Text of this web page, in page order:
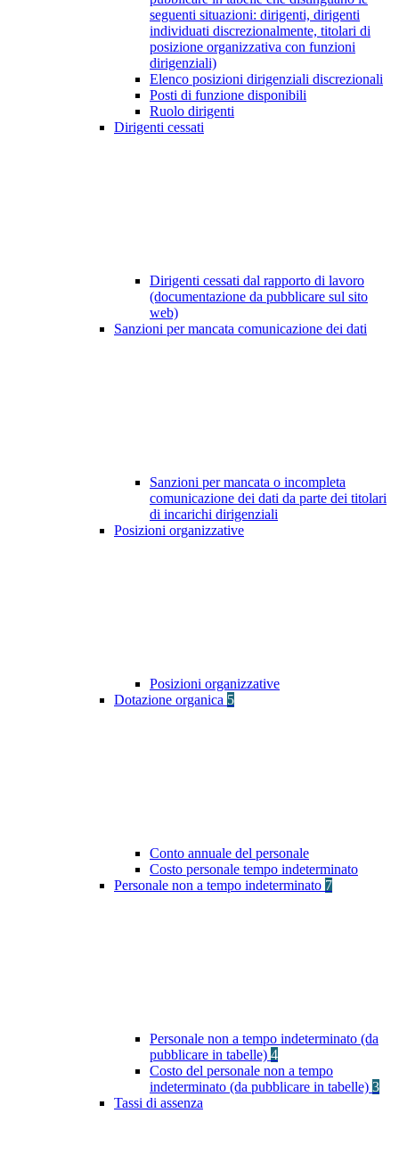
seguenti situazioni: dirigenti, dirigenti
individuati discrezionalmente, titolari di
posizione organizzativa con funzioni
dirigenziali)
Elenco posizioni dirigenziali discrezionali
Posti di funzione disponibili
Ruolo dirigenti
Dirigenti cessati
Dirigenti cessati dal rapporto di lavoro
(documentazione da pubblicare sul sito
web)
Sanzioni per mancata comunicazione dei dati
Sanzioni per mancata o incompleta
comunicazione dei dati da parte dei titolari
di incarichi dirigenziali
Posizioni organizzative
Posizioni organizzative
Dotazione organica 5
Conto annuale del personale
Costo personale tempo indeterminato
Personale non a tempo indeterminato 7
Personale non a tempo indeterminato (da
pubblicare in tabelle) 4
Costo del personale non a tempo
indeterminato (da pubblicare in tabelle) 3
Tassi di assenza